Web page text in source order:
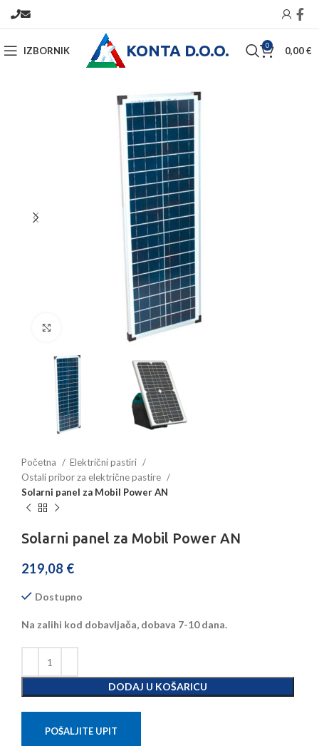
IZBORNIK KONTA D.O.O. 0 0,00€
Početna
Električni pastiri
Ostali pribor za električne pastire
Solarni panel za Mobil Power AN
Solarni panel za Mobil Power AN
219,08 €
Dostupno
Na zalihi kod dobavljača, dobava 7-10 dana.
DODAJ U KOŠARICU
POŠALJITE UPIT